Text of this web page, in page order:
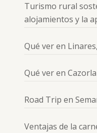
Turismo rural
alojamientos y la
Qué ver en
Qué ver en Cazorla
Road Trip en
Ventajas de la